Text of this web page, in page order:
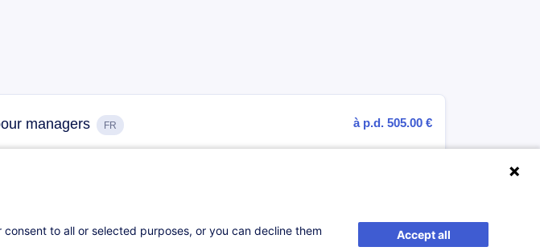
managers FR à p.d. 505.00 €
to all or selected purposes, or you can decline them
Accept all